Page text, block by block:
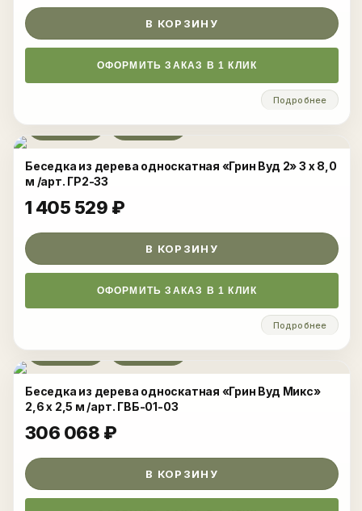
В КОРЗИНУ
ОФОРМИТЬ ЗАКАЗ В 1 КЛИК
Подробнее
Развернуть
Беседка из дерева односкатная «Грин Вуд 2» 3 х 8,0
м /арт. ГР2-33
1 405 529 ₽
В КОРЗИНУ
ОФОРМИТЬ ЗАКАЗ В 1 КЛИК
Подробнее
Развернуть
Беседка из дерева односкатная «Грин Вуд Микс»
2,6 х 2,5 м /арт. ГВБ-01-03
306 068 ₽
В КОРЗИНУ